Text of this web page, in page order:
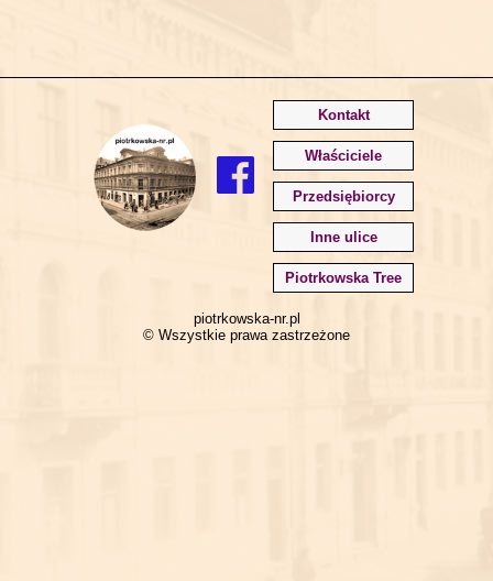
Kontakt
Właściciele
Przedsiębiorcy
Inne ulice
Piotrkowska Tree
piotrkowska-nr.pl
© Wszystkie prawa zastrzeżone